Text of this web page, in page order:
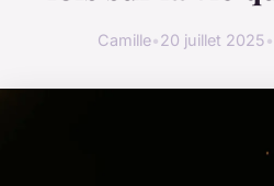
Camille•20 juillet 2025•